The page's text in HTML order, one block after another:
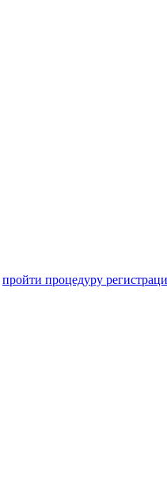
пройти процедуру